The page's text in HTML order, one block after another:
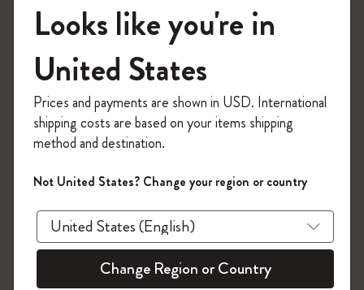
に対応しています。また、SVGやJPGへの変換や、画像
を書き写す機能も改良されています。
フロー
ページカメラはお金がかかりますか？
ページカメラ アプリはどのクラウド プラットフ
ォームで動作しますか?
モレスキンの世界へようこそ
「WELCOME10」を入力すると、初回注
文が10%オフ＋送料無料になります。セ
ール・アウトレット品は適用外。
Moleskineアカウントを作成して限定オフ
ァーや会員特典、さらに多くのインスピ
レーションを手に入れましょう。
今すぐ会員登録 !
Looks like you're in
United States
Prices and payments are shown in USD. International
shipping costs are based on your items shipping
method and destination.
Not United States? Change your region or country
Change Region or Country